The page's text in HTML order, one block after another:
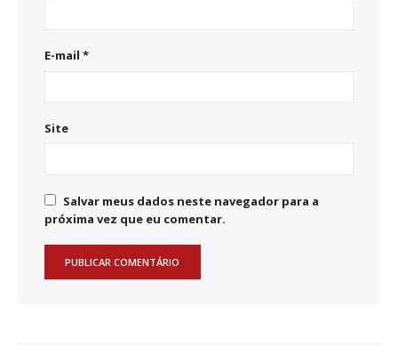
E-mail *
Site
Salvar meus dados neste navegador para a
próxima vez que eu comentar.